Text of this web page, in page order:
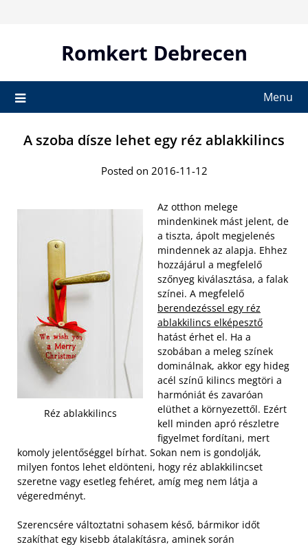
Romkert Debrecen
Menu
A szoba dísze lehet egy réz ablakkilincs
Posted on 2016-11-12
Réz ablakkilincs
Az otthon melege
mindenkinek mást jelent, de
a tiszta, ápolt megjelenés
mindennek az alapja. Ehhez
hozzájárul a megfelelő
szőnyeg kiválasztása, a falak
színei. A megfelelő
berendezéssel egy réz
ablakkilincs elképesztő
hatást érhet el. Ha a
szobában a meleg színek
dominálnak, akkor egy hideg
acél színű kilincs megtöri a
harmóniát és zavaróan
elüthet a környezettől. Ezért
kell minden apró részletre
figyelmet fordítani, mert
komoly jelentőséggel bírhat. Sokan nem is gondolják,
milyen fontos lehet eldönteni, hogy réz ablakkilincset
szeretne vagy esetleg fehéret, amíg meg nem látja a
végeredményt.
Szerencsére változtatni sohasem késő, bármikor időt
szakíthat egy kisebb átalakításra, aminek során